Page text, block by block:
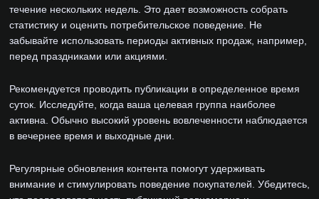
течение нескольких недель. Это дает возможность собрать
статистику и оценить потребительское поведение. Не
забывайте использовать периоды активных продаж, например,
перед праздниками или акциями.
Рекомендуется проводить публикации в определенное время
суток. Исследуйте, когда ваша целевая группа наиболее
активна. Обычно высокий уровень вовлеченности наблюдается
в вечернее время и выходные дни.
Регулярные обновления контента помогут удерживать
внимание и стимулировать поведение покупателей. Убедитесь,